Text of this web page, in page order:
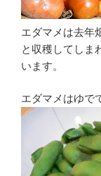
エダマメは去年
と収穫してしま
います。
エダマメはゆで